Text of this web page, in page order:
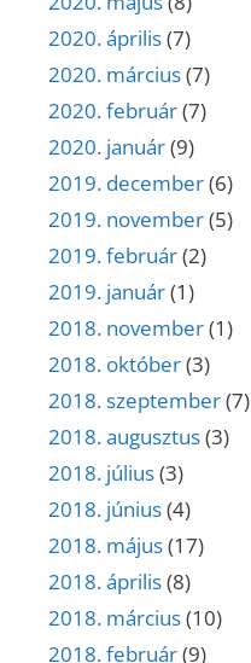
2020. április(7)
2020. március(7)
2020. február(7)
2020. január(9)
2019. december(6)
2019. november(5)
2019. február(2)
2019. január(1)
2018. november(1)
2018. október(3)
2018. szeptember(7)
2018. augusztus(3)
2018. július(3)
2018. június(4)
2018. május(17)
2018. április(8)
2018. március(10)
2018. február(9)